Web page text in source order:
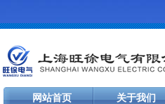
网站首页 关于我们